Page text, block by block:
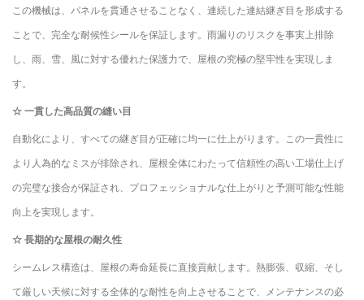
この機械は、パネルを貫通させることなく、連続した連結継ぎ目を形成する
ことで、完全な耐候性シールを保証します。雨漏りのリスクを事実上排除
し、雨、雪、風に対する優れた保護力で、屋根の究極の堅牢性を実現しま
す。
☆一貫した高品質の縫い目
自動化により、すべての継ぎ目が正確に均一に仕上がります。この一貫性に
より人為的なミスが排除され、屋根全体にわたって信頼性の高い工場仕上げ
の完璧な接合が保証され、プロフェッショナルな仕上がりと予測可能な性能
向上を実現します。
☆長期的な屋根の耐久性
シームレス構造は、屋根の寿命延長に直接貢献します。熱膨張、収縮、そし
て厳しい天候に対する全体的な耐性を向上させることで、メンテナンスの必